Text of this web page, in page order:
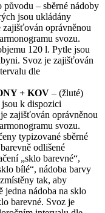
původu – sběrné nádoby
jsou ukládány
oprávněnou
svozu.
120 l. Pytle jsou
Svoz je zajišťován
dle
+ KOV – (žluté)
k dispozici
zajišťován oprávněnou
svozu.
typizované sběrné
odlišené
„sklo barevné“,
bílé“, nádoba barvy
tak, aby
jedna nádoba na sklo
barevné. Svoz je